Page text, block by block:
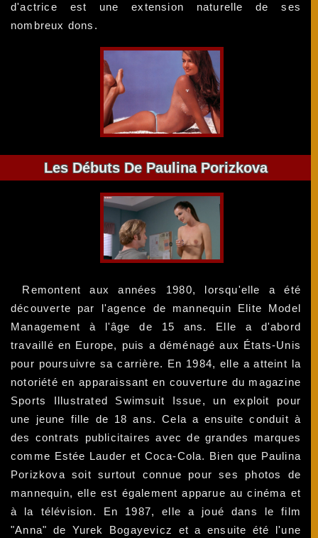
d'actrice est une extension naturelle de ses
nombreux dons.
Les Débuts De Paulina Porizkova
Remontent aux années 1980, lorsqu'elle a été
découverte par l'agence de mannequin Elite Model
Management à l'âge de 15 ans. Elle a d'abord
travaillé en Europe, puis a déménagé aux États-Unis
pour poursuivre sa carrière. En 1984, elle a atteint la
notoriété en apparaissant en couverture du magazine
Sports Illustrated Swimsuit Issue, un exploit pour
une jeune fille de 18 ans. Cela a ensuite conduit à
des contrats publicitaires avec de grandes marques
comme Estée Lauder et Coca-Cola. Bien que Paulina
Porizkova soit surtout connue pour ses photos de
mannequin, elle est également apparue au cinéma et
à la télévision. En 1987, elle a joué dans le film
"Anna" de Yurek Bogayevicz et a ensuite été l'une